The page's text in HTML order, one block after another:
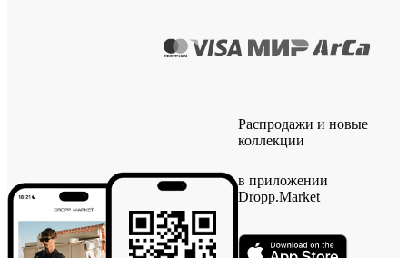
Распродажи и новые
коллекции
в приложении
Dropp.Market